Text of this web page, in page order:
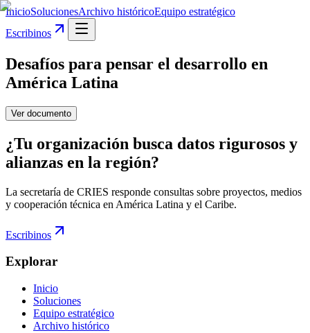
InicioSolucionesArchivo históricoEquipo estratégico
Escribinos
Desafíos para pensar el desarrollo en
América Latina
Ver documento
¿Tu organización busca datos rigurosos y
alianzas en la región?
La secretaría de CRIES responde consultas sobre proyectos, medios
y cooperación técnica en América Latina y el Caribe.
Escribinos
Explorar
Inicio
Soluciones
Equipo estratégico
Archivo histórico